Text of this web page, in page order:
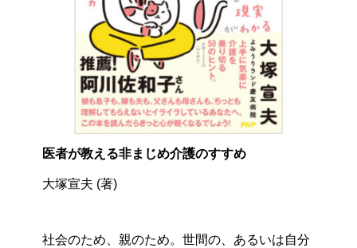
医者が教える非まじめ介護のすすめ
大塚宣夫 (著)
社会のため、親のため。世間の、あるいは自分